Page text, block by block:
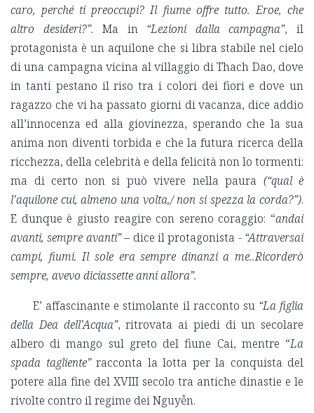
caro, perché ti preoccupi? Il fiume offre tutto. Eroe, che
altro desideri?”.Ma in “Lezioni dalla campagna”, il
protagonista è un aquilone che si libra stabile nel cielo
di una campagna vicina al villaggio di Thach Dao, dove
in tanti pestano il riso tra i colori dei fiori e dove un
ragazzo che vi ha passato giorni di vacanza, dice addio
all’innocenza ed alla giovinezza, sperando che la sua
anima non diventi torbida e che la futura ricerca della
ricchezza, della celebrità e della felicità non lo tormenti:
ma di certo non si può vivere nella paura (“qual è
l’aquilone cui, almeno una volta,/ non si spezza la corda?”).
E dunque è giusto reagire con sereno coraggio: “andai
avanti, sempre avanti”– dice il protagonista - “Attraversai
campi, fiumi. Il sole era sempre dinanzi a me..Ricorderò
sempre, avevo diciassette anni allora”.
E’ affascinante e stimolante il racconto su “La figlia
della Dea dell’Acqua”, ritrovata ai piedi di un secolare
albero di mango sul greto del fiune Cai, mentre “La
spada tagliente” racconta la lotta per la conquista del
potere alla fine del XVIII secolo tra antiche dinastie e le
rivolte contro il regime dei Nguyễn.